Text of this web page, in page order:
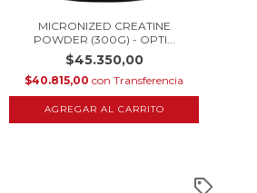
MICRONIZED CREATINE
POWDER (300G) - OPTI...
$45.350,00
$40.815,00 con Transferencia